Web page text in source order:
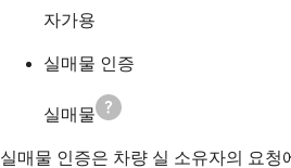
자가용
실매물 인증
실매물
실매물 인증은 차량 실 소유자의 요청